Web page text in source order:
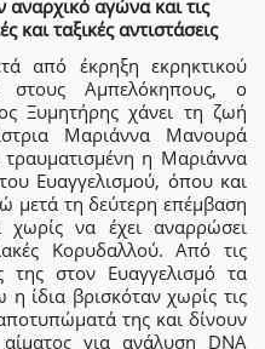
αναρχικό αγώνα και τις
και ταξικές αντιστάσεις
από έκρηξη εκρηκτικού
στους Αμπελόκηπους, ο
Ξυμητήρης χάνει τη ζωή
Μαριάννα Μανουρά
η Μαριάννα
Ευαγγελισμού, όπου και
μετά τη δεύτερη επέμβαση
να έχει αναρρώσει
Κορυδαλλού. Από τις
στον Ευαγγελισμό τα
η ίδια βρισκόταν χωρίς τις
της και δίνουν
για ανάλυση DNA